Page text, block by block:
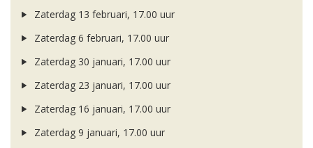
Zaterdag 13 februari, 17.00 uur
Zaterdag 6 februari, 17.00 uur
Zaterdag 30 januari, 17.00 uur
Zaterdag 23 januari, 17.00 uur
Zaterdag 16 januari, 17.00 uur
Zaterdag 9 januari, 17.00 uur